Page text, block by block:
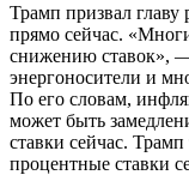
Трамп призвал главу
прямо сейчас.
снижению ставок»,
энергоносители и
По его словам,
может быть
ставки сейчас.
процентные ставки